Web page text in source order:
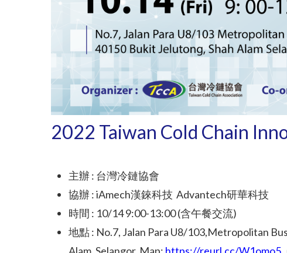
2022 Taiwan Cold Chain
主辦 : 台灣冷鏈協會
協辦 : iAmech漢錸科技 Advantech研華科技
時間 : 10/14 9:00-13:00 (含午餐交流)
地點 : No.7, Jalan Para U8/103,Metropolitan